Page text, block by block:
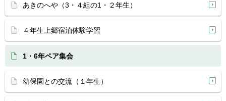
あきのへや（3・４組の1・２年生）
４年生上郷宿泊体験学習
1・6年ペア集会
幼保園との交流（１年生）